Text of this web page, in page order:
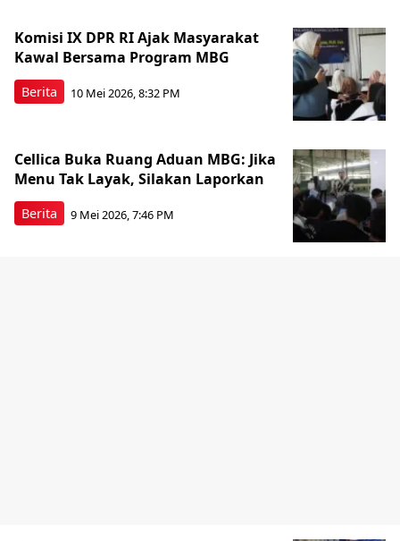
Berita
Komisi IX DPR RI Ajak Masyarakat
Kawal Bersama Program MBG
10 Mei 2026, 8:32 PM
Berita
Cellica Buka Ruang Aduan MBG: Jika
Menu Tak Layak, Silakan Laporkan
9 Mei 2026, 7:46 PM